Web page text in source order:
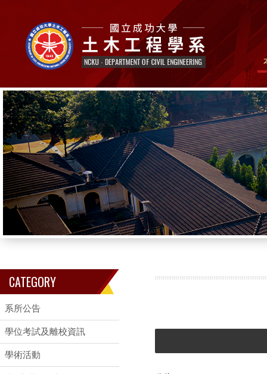
CATEGORY
系所公告
學位考試及離校資訊
學術活動